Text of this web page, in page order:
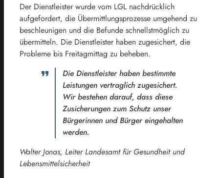
Der Dienstleister wurde vom LGL nachdrücklich
aufgefordert, die Übermittlungsprozesse umgehend zu
beschleunigen und die Befunde schnellstmöglich zu
übermitteln. Die Dienstleister haben zugesichert, die
Probleme bis Freitagmittag zu beheben.
Die Dienstleister haben bestimmte
Leistungen vertraglich zugesichert.
Wir bestehen darauf, dass diese
Zusicherungen zum Schutz unser
Bürgerinnen und Bürger eingehalten
werden.
Walter Jonas, Leiter Landesamt für Gesundheit und
Lebensmittelsicherheit